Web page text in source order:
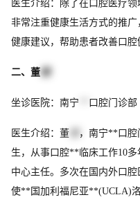
医生介绍：除了在口腔医疗
非常注重健康生活方式的推
健康建议，帮助患者改善口腔
二、董
坐诊医院：南宁 口腔门诊部
医生介绍：董 ，南宁**口腔
生，从事口腔**临床工作10
中心主任。多次在国内外口
使**国加利福尼亚**(UCLA)